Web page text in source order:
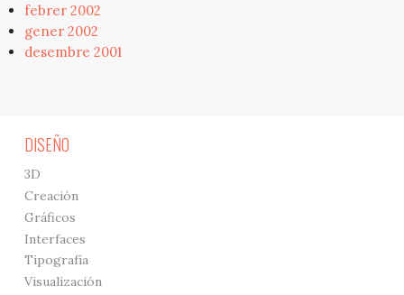
febrer 2002
gener 2002
desembre 2001
DISEÑO
3D
Creación
Gráficos
Interfaces
Tipografía
Visualización